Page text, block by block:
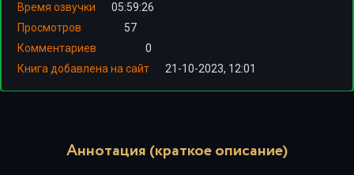
Время озвучки
05:59:26
Просмотров
57
Комментариев
0
Книга добавлена на сайт
21-10-2023, 12:01
Аннотация (краткое описание)